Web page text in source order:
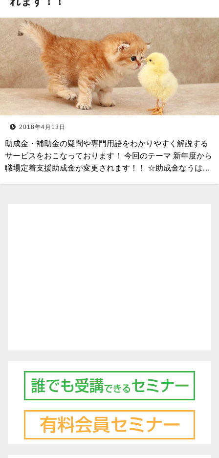
2018年4月13日
助成金・補助金の疑問や専門用語をわかりやすく解説する
サービスをおこなっております！ 今回のテーマ 新年度から
職場定着支援助成金が変更されます！！ ☆助成金なうは…